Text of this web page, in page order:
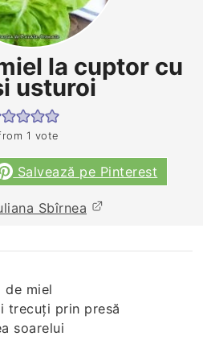
la cuptor cu
usturoi
1 vote
Salvează pe Pinterest
Sbîrnea
de miel
trecuţi prin presă
soarelui